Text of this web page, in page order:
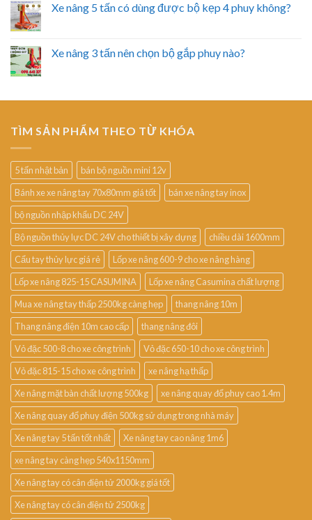
Xe nâng 5 tấn có dùng được bộ kẹp 4 phuy không?
Xe nâng 3 tấn nên chọn bộ gắp phuy nào?
TÌM SẢN PHẨM THEO TỪ KHÓA
5 tấn nhật bản
bán bộ nguồn mini 12v
Bánh xe xe nâng tay 70x80mm giá tốt
bán xe nâng tay inox
bộ nguồn nhập khẩu DC 24V
Bộ nguồn thủy lực DC 24V cho thiết bị xây dựng
chiều dài 1600mm
Cẩu tay thủy lực giá rẻ
Lốp xe nâng 600-9 cho xe nâng hàng
Lốp xe nâng 825-15 CASUMINA
Lốp xe nâng Casumina chất lượng
Mua xe nâng tay thấp 2500kg càng hẹp
thang nâng 10m
Thang nâng điện 10m cao cấp
thang nâng đôi
Vỏ đặc 500-8 cho xe công trình
Vỏ đặc 650-10 cho xe công trình
Vỏ đặc 815-15 cho xe công trình
xe nâng hạ thấp
Xe nâng mặt bàn chất lượng 500kg
xe nâng quay đổ phuy cao 1.4m
Xe nâng quay đổ phuy điện 500kg sử dụng trong nhà máy
Xe nâng tay 5 tấn tốt nhất
Xe nâng tay cao nâng 1m6
xe nâng tay càng hẹp 540x1150mm
Xe nâng tay có cân điện tử 2000kg giá tốt
Xe nâng tay có cân điện tử 2500kg